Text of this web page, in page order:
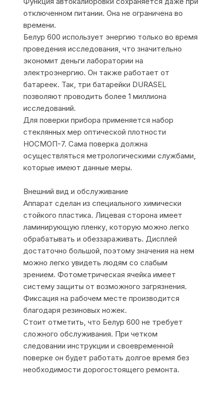
отключенном питании. Она не ограничена во
времени.
Белур 600 использует энергию только во время
проведения исследования, что значительно
экономит деньги лаборатории на
электроэнергию. Он также работает от
батареек. Так, три батарейки DURASEL
позволяют проводить более 1 миллиона
исследований.
Для поверки прибора применяется набор
стеклянных мер оптической плотности
НОСМОП-7. Сама поверка должна
осуществляться метрологическими службами,
которые имеют данные меры.
Внешний вид и обслуживание
Аппарат сделан из специального химически
стойкого пластика. Лицевая сторона имеет
ламинирующую пленку, которую можно легко
обрабатывать и обеззараживать. Дисплей
достаточно большой, поэтому значения на нем
можно легко увидеть людям со слабым
зрением. Фотометрическая ячейка имеет
систему защиты от возможного загрязнения.
Фиксация на рабочем месте производится
благодаря резиновых ножек.
Стоит отметить, что Белур 600 не требует
сложного обслуживания. При четком
следовании инструкции и своевременной
поверке он будет работать долгое время без
необходимости дорогостоящего ремонта.